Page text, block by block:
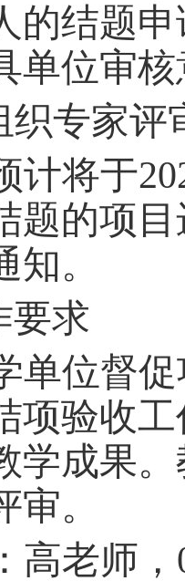
的结题
单位审核
织专家评
计将于
题的项
知。
要求
单位督
项验收
学成果
。
高老师，